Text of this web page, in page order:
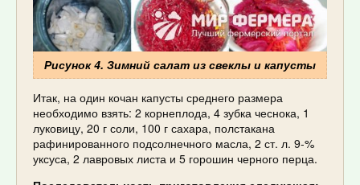
Рисунок 4. Зимний салат из свеклы и капусты
Итак, на один кочан капусты среднего размера
необходимо взять: 2 корнеплода, 4 зубка чеснока, 1
луковицу, 20 г соли, 100 г сахара, полстакана
рафинированного подсолнечного масла, 2 ст. л. 9-%
уксуса, 2 лавровых листа и 5 горошин черного перца.